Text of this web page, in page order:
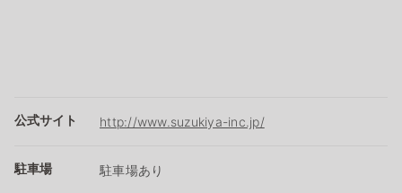
公式サイト http://www.suzukiya-inc.jp/
駐車場 駐車場あり